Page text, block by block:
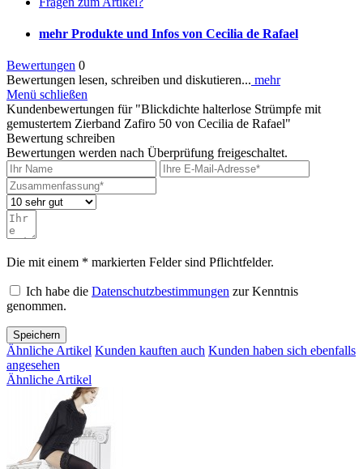
mehr Produkte und Infos von Cecilia de Rafael
Bewertungen 0
Bewertungen lesen, schreiben und diskutieren... mehr
Menü schließen
Kundenbewertungen für "Blickdichte halterlose Strümpfe mit
gemustertem Zierband Zafiro 50 von Cecilia de Rafael"
Bewertung schreiben
Bewertungen werden nach Überprüfung freigeschaltet.
Die mit einem * markierten Felder sind Pflichtfelder.
Ich habe die Datenschutzbestimmungen zur Kenntnis
genommen.
Speichern
Ähnliche Artikel Kunden kauften auch Kunden haben sich ebenfalls
angesehen
Ähnliche Artikel